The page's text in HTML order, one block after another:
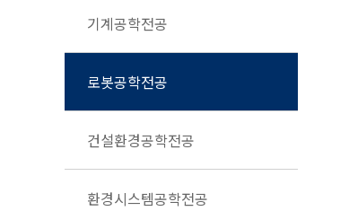
기계공학전공
로봇공학전공
건설환경공학전공
환경시스템공학전공